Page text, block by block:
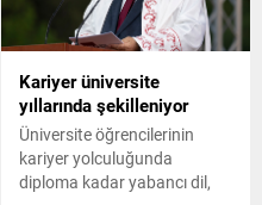
Kariyer üniversite
yıllarında şekilleniyor
Üniversite öğrencilerinin
kariyer yolculuğunda
diploma kadar yabancı dil,